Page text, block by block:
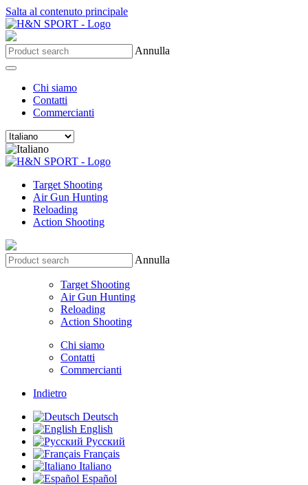
Salta al contenuto principale
Annulla
Chi siamo
Contatti
Commercianti
Target Shooting
Air Gun Hunting
Reloading
Action Shooting
Annulla
Target Shooting
Air Gun Hunting
Reloading
Action Shooting
Chi siamo
Contatti
Commercianti
Indietro
Deutsch
English
Русский
Français
Italiano
Español